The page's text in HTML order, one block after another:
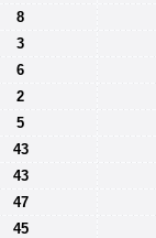
8
3
6
2
5
43
43
47
45